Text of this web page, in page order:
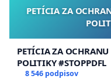
PETÍCIA ZA
PETÍCIA ZA OCHRANU
POLITIKY #STOPPDFL
8 546 podpisov